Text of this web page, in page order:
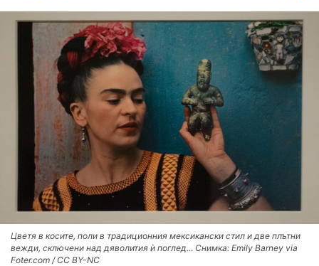
Цветя в косите, поли в традиционния мексикански стил и две плътни
вежди, сключени над дяволития ѝ поглед... Снимка: Emily Barney via
Foter.com / CC BY-NC